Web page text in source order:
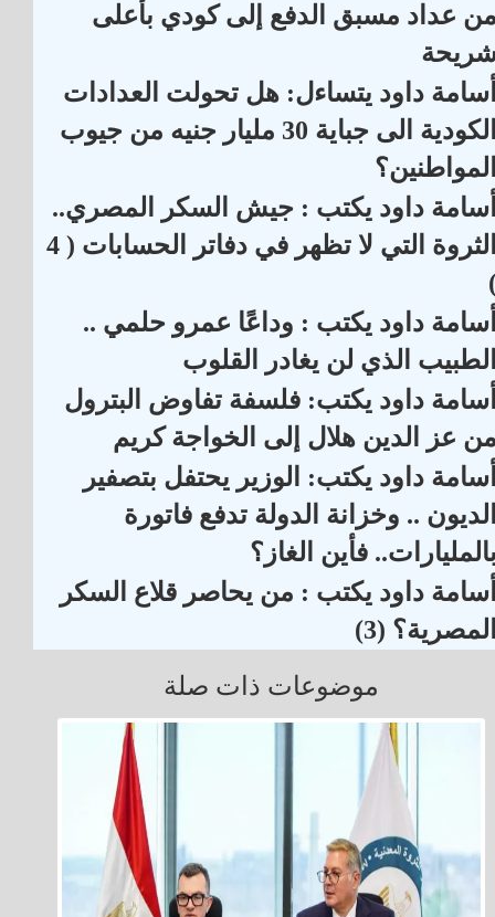
عداد مسبق الدفع إلى كودي بأعلى
داود يتساءل: هل تحولت العدادات
الكودية الى جباية 30 مليار جنيه من جيوب
داود يكتب : جيش السكر المصري..
الثروة التي لا تظهر في دفاتر الحسابات ( 4
داود يكتب : وداعًا عمرو حلمي ..
الذي لن يغادر القلوب
داود يكتب: فلسفة تفاوض البترول
عز الدين هلال إلى الخواجة كريم
داود يكتب: الوزير يحتفل بتصفير
.. وخزانة الدولة تدفع فاتورة
فأين الغاز؟
داود يكتب : من يحاصر قلاع السكر
(3)
موضوعات ذات صلة